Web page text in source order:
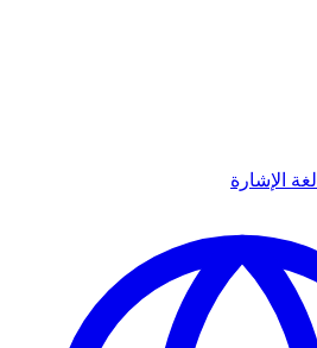
لغة الإشارة